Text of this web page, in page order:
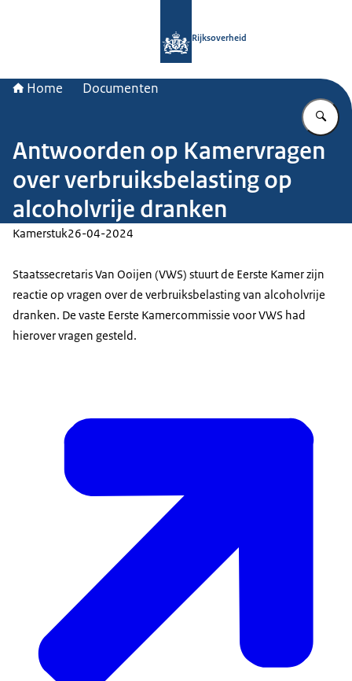
Rijksoverheid
Home Documenten
Antwoorden op Kamervragen
over verbruiksbelasting op
alcoholvrije dranken
Kamerstuk26-04-2024
Staatssecretaris Van Ooijen (VWS) stuurt de Eerste Kamer zijn
reactie op vragen over de verbruiksbelasting van alcoholvrije
dranken. De vaste Eerste Kamercommissie voor VWS had
hierover vragen gesteld.